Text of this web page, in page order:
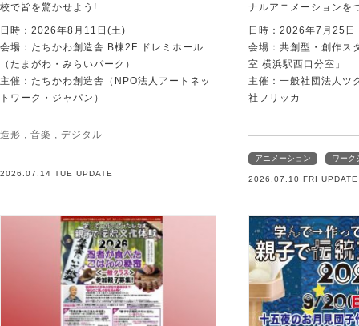
校で皆を驚かせよう!
日時：2026年8月11日(土)
会場：たちかわ創造舎 B棟2F ドレミホール
（たまがわ・みらいパーク）
主催：たちかわ創造舎（NPO法人アートネッ
トワーク・ジャパン）
造形 , 音楽 , デジタル
2026.07.14 TUE UPDATE
ナルアニメーションを
日時：2026年7月25日
会場：共創型・創作ス
室 横浜駅西口分室」
主催：一般社団法人ツ
社フリッカ
アニメーション ワーク
2026.07.10 FRI UPDATE